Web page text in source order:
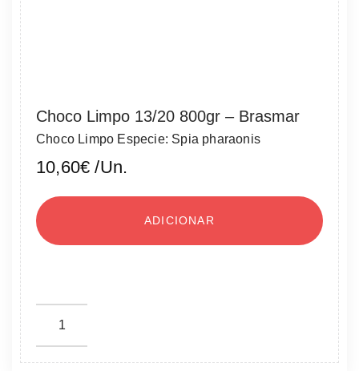
Choco Limpo 13/20 800gr – Brasmar
Choco Limpo Especie: Spia pharaonis
10,60€ /Un.
ADICIONAR